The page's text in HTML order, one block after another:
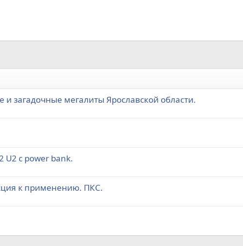
загадочные мегалиты Ярославской области.
U2 с power bank.
к применению. ПКС.